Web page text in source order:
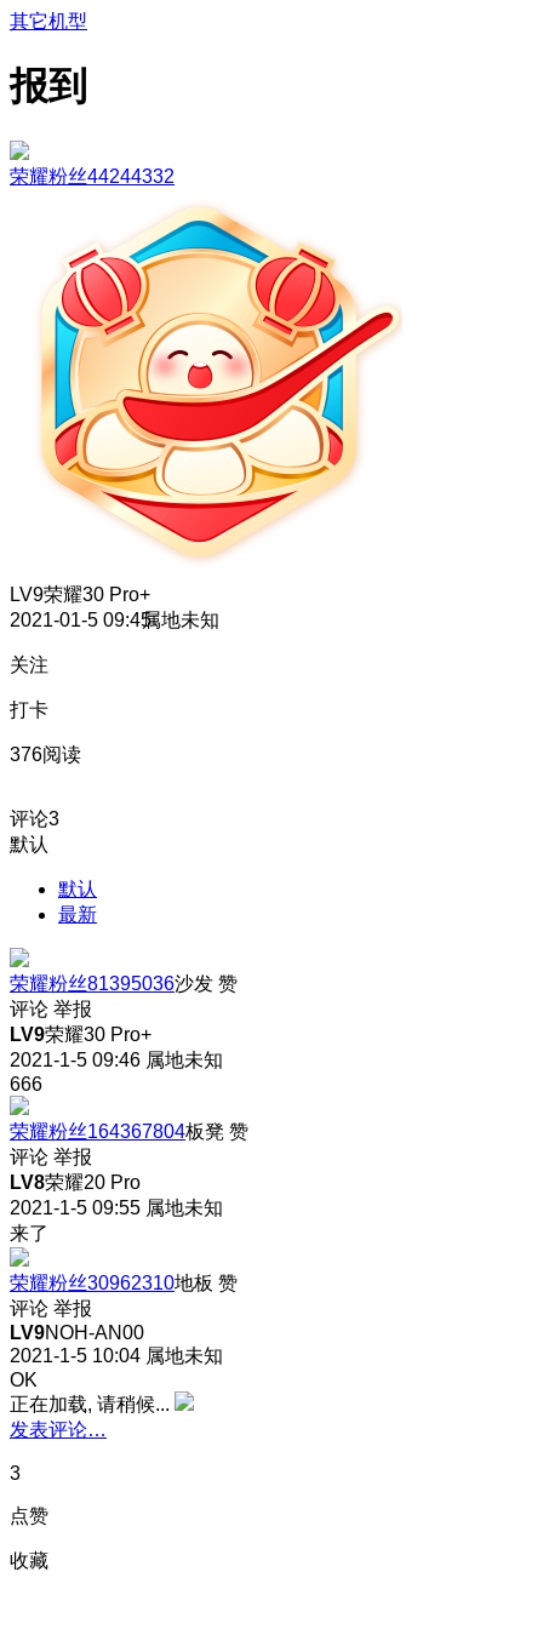
其它机型
报到
荣耀粉丝44244332
LV9荣耀30 Pro+
2021-01-5 09:45属地未知
关注
打卡
376阅读
评论3
默认
默认
最新
荣耀粉丝81395036沙发 赞
评论 举报
LV9荣耀30 Pro+
2021-1-5 09:46 属地未知
666
荣耀粉丝164367804板凳 赞
评论 举报
LV8荣耀20 Pro
2021-1-5 09:55 属地未知
来了
荣耀粉丝30962310地板 赞
评论 举报
LV9NOH-AN00
2021-1-5 10:04 属地未知
OK
正在加载, 请稍候...
发表评论…
3
点赞
收藏